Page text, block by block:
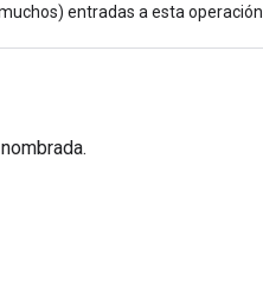
entradas a esta operación.